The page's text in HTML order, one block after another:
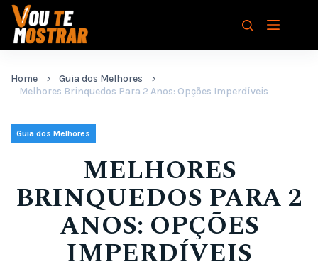
Pular
para
Home
Guia dos Melhores
Melhores Brinquedos Para 2 Anos: Opções Imperdíveis
Guia dos Melhores
MELHORES
BRINQUEDOS PARA 2
ANOS: OPÇÕES
IMPERDÍVEIS